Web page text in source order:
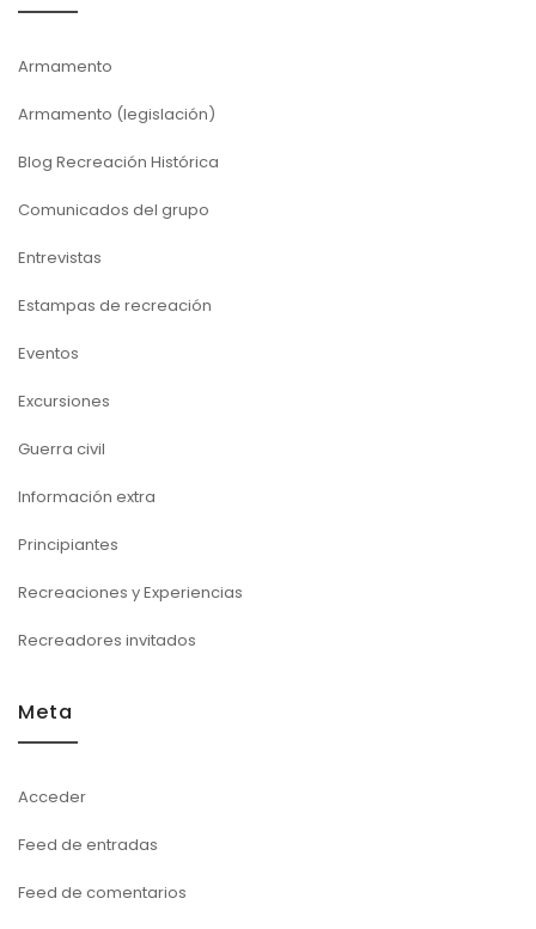
Armamento
Armamento (legislación)
Blog Recreación Histórica
Comunicados del grupo
Entrevistas
Estampas de recreación
Eventos
Excursiones
Guerra civil
Información extra
Principiantes
Recreaciones y Experiencias
Recreadores invitados
Meta
Acceder
Feed de entradas
Feed de comentarios